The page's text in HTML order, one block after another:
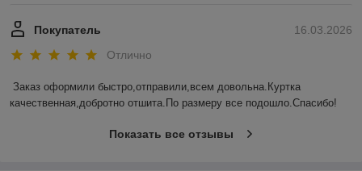
16.03.2026
Покупатель
Отлично
Заказ оформили быстро,отправили,всем довольна.Куртка
качественная,добротно отшита.По размеру все подошло.Спасибо!
Показать все отзывы